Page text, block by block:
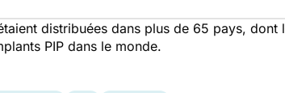
distribuées dans plus de 65 pays,
PIP dans le monde.